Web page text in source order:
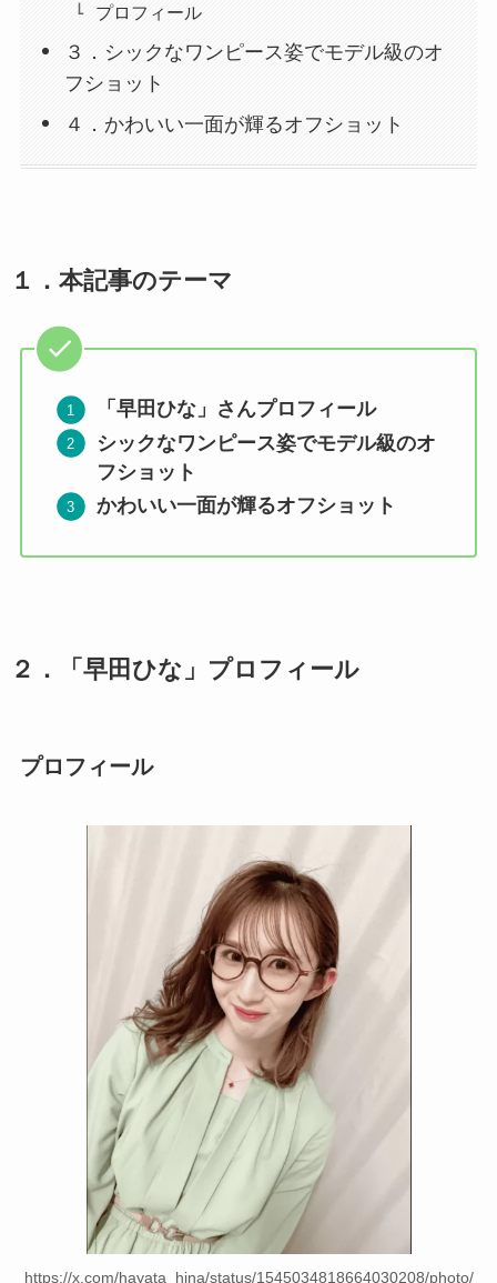
プロフィール
３．シックなワンピース姿でモデル級のオ
フショット
４．かわいい一面が輝るオフショット
１． 本記事のテーマ
「早田ひな」さんプロフィール
シックなワンピース姿でモデル級のオ
フショット
かわいい一面が輝るオフショット
２．「早田ひな 」 プロフィール
プロフィール
https://x.com/hayata_hina/status/1545034818664030208/photo/